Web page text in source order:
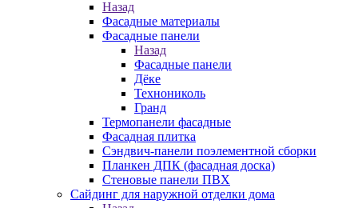
Назад
Фасадные материалы
Фасадные панели
Назад
Фасадные панели
Дёке
Технониколь
Гранд
Термопанели фасадные
Фасадная плитка
Сэндвич-панели поэлементной сборки
Планкен ДПК (фасадная доска)
Стеновые панели ПВХ
Сайдинг для наружной отделки дома